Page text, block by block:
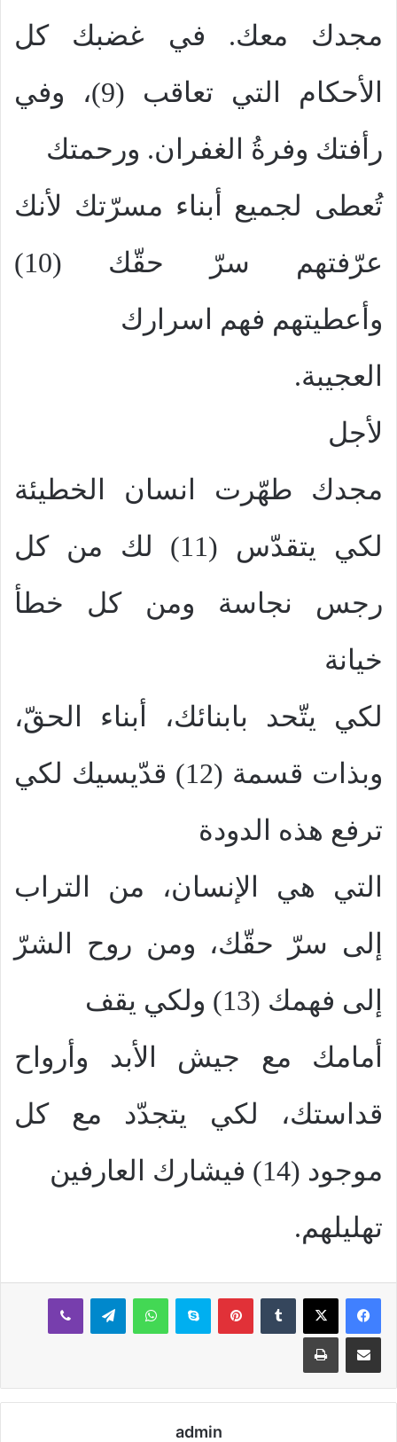
مجدك معك. في غضبك كل
الأحكام التي تعاقب (9)، وفي
رأفتك وفرةُ الغفران. ورحمتك
تُعطى لجميع أبناء مسرّتك لأنك
عرّفتهم سرّ حقّك (10)
وأعطيتهم فهم اسرارك
العجيبة.
لأجل
مجدك طهّرت انسان الخطيئة
لكي يتقدّس (11) لك من كل
رجس نجاسة ومن كل خطأ
خيانة
لكي يتّحد بابنائك، أبناء الحقّ،
وبذات قسمة (12) قدّيسيك لكي
ترفع هذه الدودة
التي هي الإنسان، من التراب
إلى سرّ حقّك، ومن روح الشرّ
إلى فهمك (13) ولكي يقف
أمامك مع جيش الأبد وأرواح
قداستك، لكي يتجدّد مع كل
موجود (14) فيشارك العارفين
تهليلهم.
بينتيريستسكايب واتساب تيلقرام ڤايبر
مشاركة عبر البريد طباعة
admin